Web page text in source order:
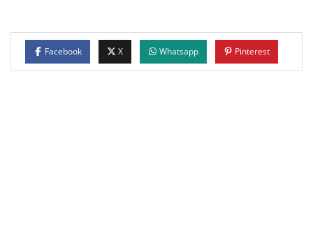
Facebook X Whatsapp Pinterest